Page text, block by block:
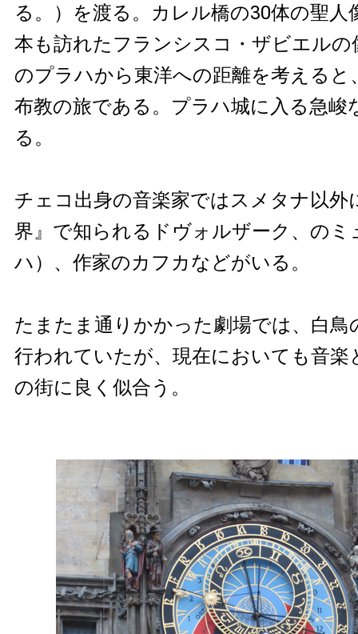
る。）を渡る。カレル橋の30体の聖人
本も訪れたフランシスコ・ザビエルの
のプラハから東洋への距離を考えると
布教の旅である。プラハ城に入る急峻
る。
チェコ出身の音楽家ではスメタナ以外
界』で知られるドヴォルザーク、のミ
ハ）、作家のカフカなどがいる。
たまたま通りかかった劇場では、白鳥
行われていたが、現在においても音楽
の街に良く似合う。